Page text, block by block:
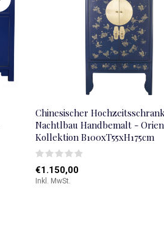
Chinesischer Hochzeitsschrank
Nachtlbau Handbemalt -
Kollektion B100xT55xH175cm
€1.150,00
Inkl. MwSt.